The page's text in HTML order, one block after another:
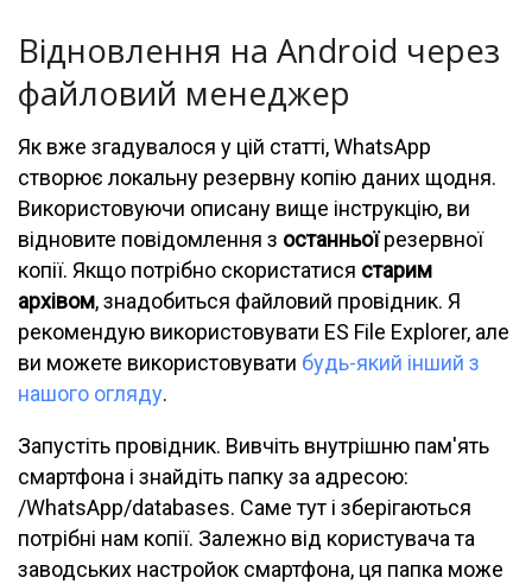
Відновлення на Android через
файловий менеджер
Як вже згадувалося у цій статті, WhatsApp
створює локальну резервну копію даних щодня.
Використовуючи описану вище інструкцію, ви
відновите повідомлення з останньоїрезервної
копії. Якщо потрібно скористатися старим
архівом, знадобиться файловий провідник. Я
рекомендую використовувати ES File Explorer, але
ви можете використовувати будь-який інший з
нашого огляду.
Запустіть провідник. Вивчіть внутрішню пам'ять
смартфона і знайдіть папку за адресою:
/WhatsApp/databases. Саме тут і зберігаються
потрібні нам копії. Залежно від користувача та
заводських настройок смартфона, ця папка може